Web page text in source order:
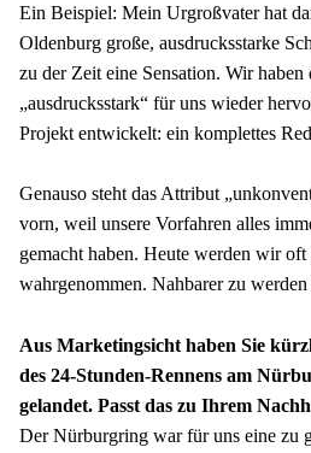
Ein Beispiel: Mein Urgroßvater hat
Oldenburg große, ausdrucksstarke
zu der Zeit eine Sensation. Wir haben
„ausdrucksstark“ für uns wieder
Projekt entwickelt: ein komplettes
Genauso steht das Attribut
vorn, weil unsere Vorfahren alles
gemacht haben. Heute werden wir oft
wahrgenommen. Nahbarer zu
Aus Marketingsicht haben Sie
des 24-Stunden-Rennens am
gelandet. Passt das zu Ihrem
Der Nürburgring war für uns eine zu